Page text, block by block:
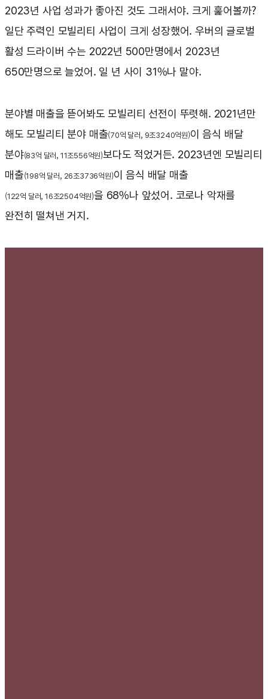
2023년 사업 성과가 좋아진 것도 그래서야. 크게 훑어볼까?
일단 주력인 모빌리티 사업이 크게 성장했어. 우버의 글로벌
활성 드라이버 수는 2022년 500만명에서 2023년
650만명으로 늘었어. 일 년 사이 31%나 말야.
분야별 매출을 뜯어봐도 모빌리티 선전이 뚜렷해. 2021년만
해도 모빌리티 분야 매출(70억 달러, 9조3240억원)이 음식 배달
분야(83억 달러, 11조556억원)보다도 적었거든. 2023년엔 모빌리티
매출(198억 달러, 26조3736억원)이 음식 배달 매출
(122억 달러, 16조2504억원)을 68%나 앞섰어. 코로나 악재를
완전히 떨쳐낸 거지.